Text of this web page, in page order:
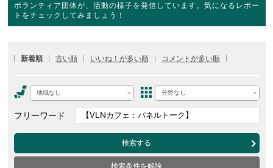
ボランティア団体が、活動の様子を発信しています。気になるレポー
トをチェックしてみましょう！
新着順 古い順 いいね！が多い順 コメントが多い順
地域なし 分野なし
フリーワード
検索する
検索条件を解除